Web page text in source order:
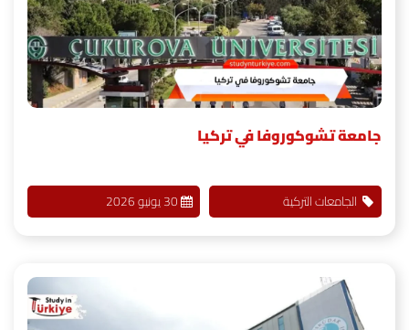
جامعة تشوكوروفا في تركيا
الجامعات التركية 30 يونيو 2026